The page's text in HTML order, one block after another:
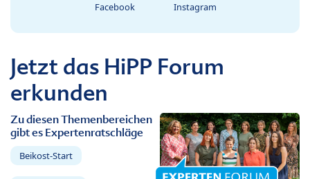
Facebook Instagram
Jetzt das HiPP Forum
erkunden
Zu diesen Themenbereichen
gibt es Expertenratschläge
Beikost-Start